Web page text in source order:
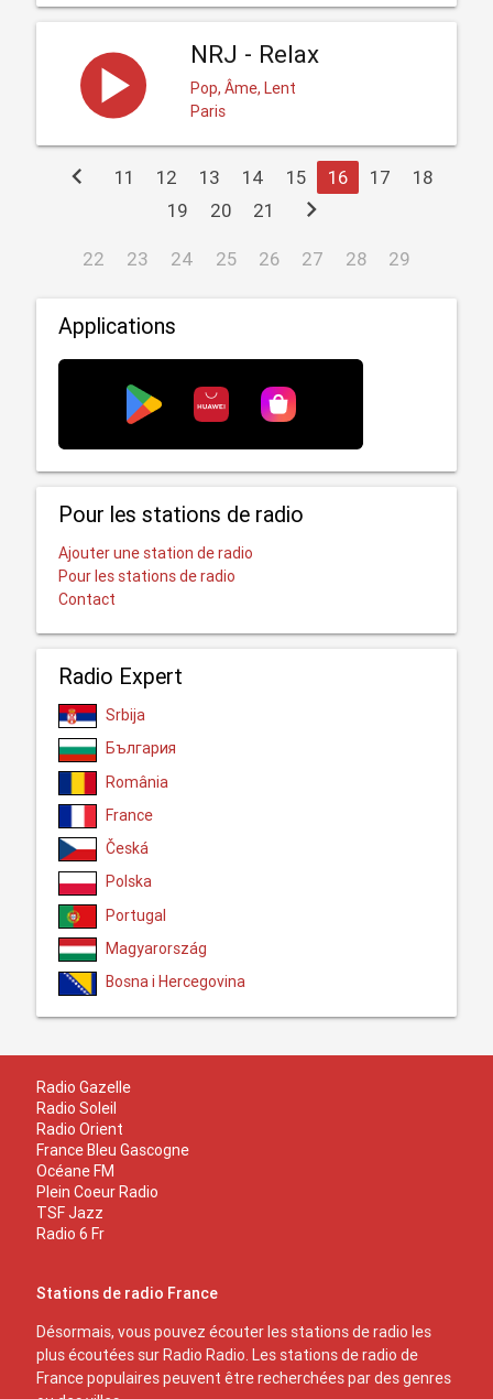
NRJ - Relax
Pop, Âme, Lent
Paris
chevron_left 11 12 13 14 15 16 17
18
19
20 21 chevron_right
22 23 24 25 26 27 28 29
Applications
Pour les stations de radio
Ajouter une station de radio
Pour les stations de radio
Contact
Radio Expert
Srbija
България
România
France
Česká
Polska
Portugal
Magyarország
Bosna i Hercegovina
Radio Gazelle
Radio Soleil
Radio Orient
France Bleu Gascogne
Océane FM
Plein Coeur Radio
TSF Jazz
Radio 6 Fr
Stations de radio France
Désormais, vous pouvez écouter les stations de radio les
plus écoutées sur Radio Radio. Les stations de radio de
France populaires peuvent être recherchées par des genres